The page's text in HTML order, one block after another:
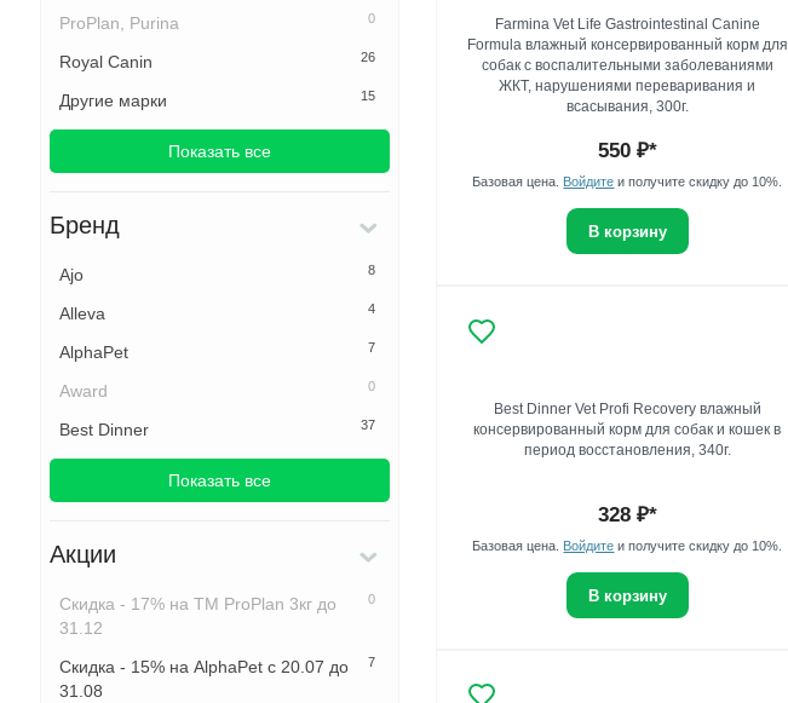
ProPlan, Purina 0
Royal Canin 26
Другие марки 15
Показать все
Бренд
Ajo 8
Alleva 4
AlphaPet 7
Award 0
Best Dinner 37
Показать все
Акции
Скидка - 17% на ТМ ProPlan 3кг до
31.12
0
Скидка - 15% на AlphaPet с 20.07 до
31.08
7
Farmina Vet Life Gastrointestinal Canine
Formula влажный консервированный корм для
собак с воспалительными заболеваниями
ЖКТ, нарушениями переваривания и
всасывания, 300г.
550₽*
Базовая цена. Войдите и получите скидку до 10%.
В корзину
Best Dinner Vet Profi Recovery влажный
консервированный корм для собак и кошек в
период восстановления, 340г.
328₽*
Базовая цена. Войдите и получите скидку до 10%.
В корзину